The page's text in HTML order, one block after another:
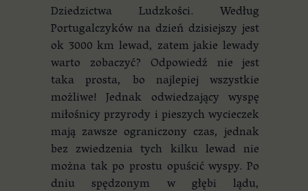
Dziedzictwa Ludzkości. Według
Portugalczyków na dzień dzisiejszy jest
ok 3000 km lewad, zatem jakie lewady
warto zobaczyć? Odpowiedź nie jest
taka prosta, bo najlepiej wszystkie
możliwe! Jednak odwiedzający wyspę
miłośnicy przyrody i pieszych wycieczek
mają zawsze ograniczony czas, jednak
bez zwiedzenia tych kilku lewad nie
można tak po prostu opuścić wyspy. Po
dniu spędzonym w głębi lądu,